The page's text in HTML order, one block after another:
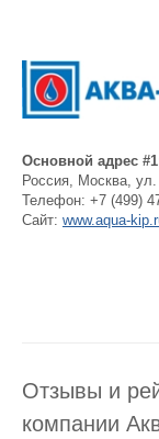
Основной адрес
Россия Москва
Телефон: +7 (499)
Сайт: www.aqua-
Отзывы и
компании